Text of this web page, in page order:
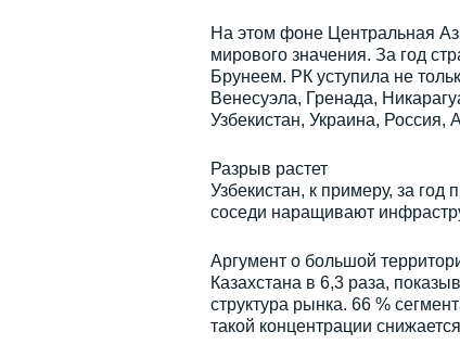
На этом фоне Центральная
мирового значения. За год
Брунеем. РК уступила не
Венесуэла, Гренада,
Узбекистан, Украина, Россия,
Разрыв растет
Узбекистан, к примеру, за
соседи наращивают
Аргумент о большой
Казахстана в 6,3 раза,
структура рынка. 66 %
такой концентрации